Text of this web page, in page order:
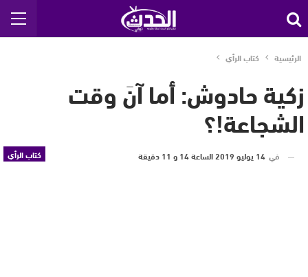
الرئيسية كتاب الرأي
زكية حادوش: أما آنَ وقت
الشجاعة!؟
كتاب الرأي في 14 يوليو 2019 الساعة 14 و 11 دقيقة